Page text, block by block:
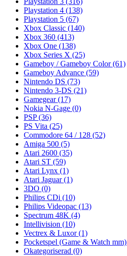
Playstation 4 (138)
Playstation 5 (67)
Xbox Classic (140)
Xbox 360 (413)
Xbox One (138)
Xbox Series X (25)
Gameboy / Gameboy Color(61)
Gameboy Advance (59)
Nintendo DS (73)
Nintendo 3-DS (21)
Gamegear(17)
Nokia N-Gage (0)
PSP(36)
PS Vita (25)
Commodore 64 / 128 (52)
Amiga 500 (5)
Atari 2600 (35)
Atari ST (59)
Atari Lynx (1)
Atari Jaguar(1)
3DO (0)
Philips CDi (10)
Philips Videopac (13)
Spectrum 48K (4)
Intellivision (10)
Vectrex & Luxor(1)
Pocketspel (Game & Watch mm)
Okategoriserad (0)